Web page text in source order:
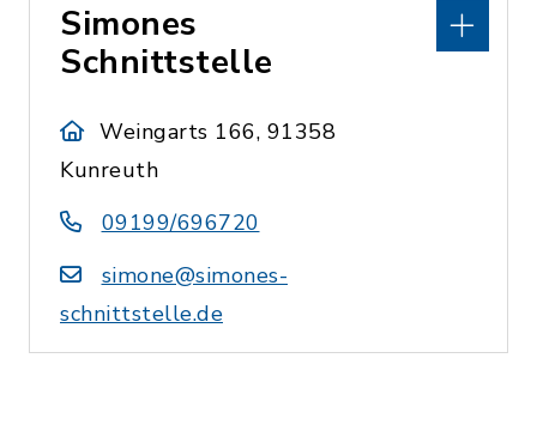
Simones
Schnittstelle
Weingarts 166, 91358
Kunreuth
09199/696720
simone@simones-
schnittstelle.de